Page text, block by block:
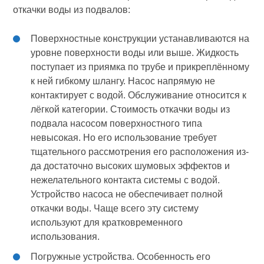
откачки воды из подвалов:
Поверхностные конструкции устанавливаются на
уровне поверхности воды или выше. Жидкость
поступает из приямка по трубе и прикреплённому
к ней гибкому шлангу. Насос напрямую не
контактирует с водой. Обслуживание относится к
лёгкой категории. Стоимость откачки воды из
подвала насосом поверхностного типа
невысокая. Но его использование требует
тщательного рассмотрения его расположения из-
да достаточно высоких шумовых эффектов и
нежелательного контакта системы с водой.
Устройство насоса не обеспечивает полной
откачки воды. Чаще всего эту систему
используют для кратковременного
использования.
Погружные устройства. Особенность его